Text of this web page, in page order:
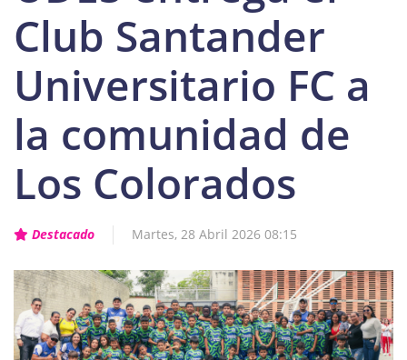
Club Santander
Universitario FC a
la comunidad de
Los Colorados
Destacado Martes, 28 Abril 2026 08:15